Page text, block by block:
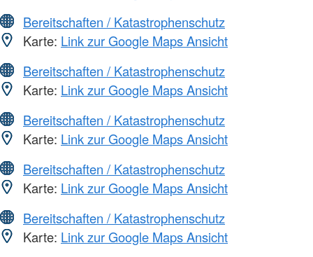
Bereitschaften / Katastrophenschutz
Karte: Link zur Google Maps Ansicht
Bereitschaften / Katastrophenschutz
Karte: Link zur Google Maps Ansicht
Bereitschaften / Katastrophenschutz
Karte: Link zur Google Maps Ansicht
Bereitschaften / Katastrophenschutz
Karte: Link zur Google Maps Ansicht
Bereitschaften / Katastrophenschutz
Karte: Link zur Google Maps Ansicht